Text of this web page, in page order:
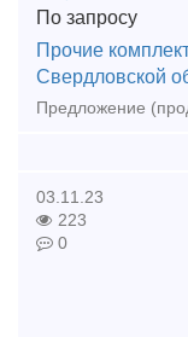
По запросу
Прочие
Свердловской
03.11.23
223
0